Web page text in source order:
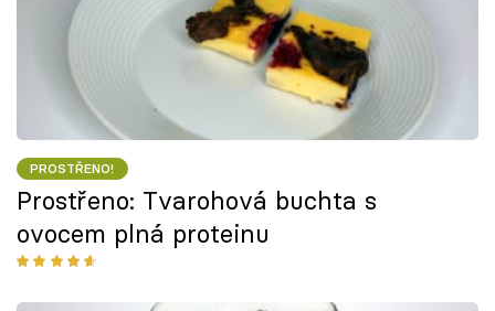
PROSTŘENO!
Prostřeno: Tvarohová buchta s
ovocem plná proteinu